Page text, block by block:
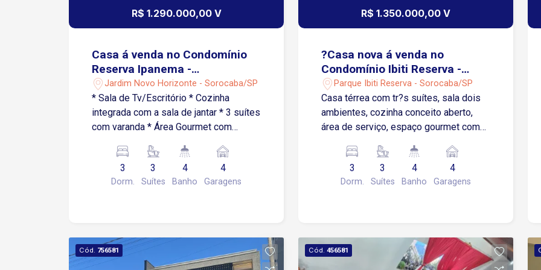
R$ 1.290.000,00 V
Casa á venda no Condomínio
Reserva Ipanema -
Sorocaba/SP
Jardim Novo Horizonte - Sorocaba/SP
* Sala de Tv/Escritório * Cozinha
integrada com a sala de jantar * 3 suítes
com varanda * Área Gourmet com
com espaço para piscina * Garagem
para 4 carros ou mais * Porão amplo *
Sistema de bolsão para água de chuva
3
Dorm.
3
Suítes
4
Banho
4
Garagens
R$ 1.350.000,00 V
?Casa nova á venda no
Condomínio Ibiti Reserva -
Sorocaba/SP
Parque Ibiti Reserva - Sorocaba/SP
Casa térrea com tr?s suítes, sala dois
ambientes, cozinha conceito aberto,
área de serviço, espaço gourmet com
garagem sendo duas cobertas.
Condomínio com portaria 24 horas.
3
Dorm.
3
Suítes
4
Banho
4
Garagens
Cód. 756581 Cód. 456581